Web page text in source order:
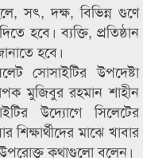
সৎ, দক্ষ, বিভিন্ন গুণে
হবে। ব্যক্তি, প্রতিষ্ঠান
হবে।
সোসাইটির উপদেষ্টা
মুজিবুর রহমান শাহীন
উদ্যোগে সিলেটের
শিক্ষার্থীদের মাঝে খাবার
উপরোক্ত কথাগুলো বলেন।